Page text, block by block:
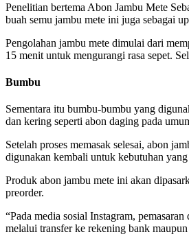
Penelitian bertema Abon Jambu Mete
buah semu jambu mete ini juga sebagai
Pengolahan jambu mete dimulai dari
15 menit untuk mengurangi rasa sepet.
Bumbu
Sementara itu bumbu-bumbu yang
dan kering seperti abon daging pada
Setelah proses memasak selesai, abon
digunakan kembali untuk kebutuhan
Produk abon jambu mete ini akan
preorder.
“Pada media sosial Instagram,
melalui transfer ke rekening bank